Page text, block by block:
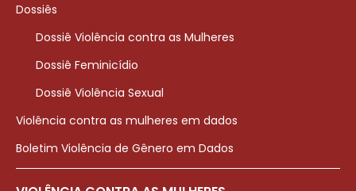
Dossiês
Dossiê Violência contra as Mulheres
Dossiê Feminicídio
Dossiê Violência Sexual
Violência contra as mulheres em dados
Boletim Violência de Gênero em Dados